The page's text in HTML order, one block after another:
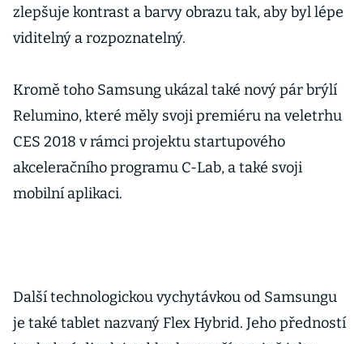
zlepšuje kontrast a barvy obrazu tak, aby byl lépe
viditelný a rozpoznatelný.
Kromě toho Samsung ukázal také nový pár brýlí
Relumino, které měly svoji premiéru na veletrhu
CES 2018 v rámci projektu startupového
akceleračního programu C-Lab, a také svoji
mobilní aplikaci.
Další technologickou vychytávkou od Samsungu
je také tablet nazvaný Flex Hybrid. Jeho předností